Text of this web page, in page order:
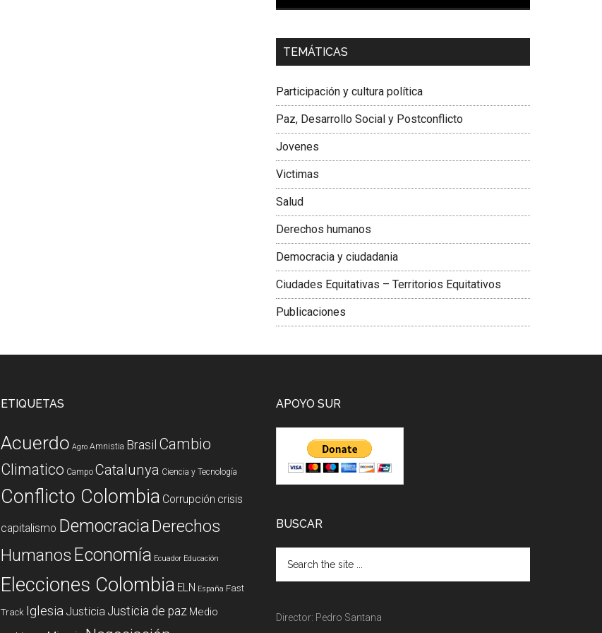
Dra. Carolina Corcho Mejía,
Latinoamericana Sur, Vicepresidenta Federación
TEMÁTICAS
Participación y cultura política
Paz, Desarrollo Social y Postconflicto
Jovenes
Victimas
Salud
Derechos humanos
Democracia y ciudadania
Ciudades Equitativas – Territorios Equitativos
Publicaciones
ETIQUETAS
Acuerdo Agro Amnistia Brasil Cambio
Climatico Campo Catalunya Ciencia y Tecnología
Conflicto Colombia Corrupción crisis
capitalismo DemocraciaDerechos
Humanos Economía Ecuador Educación
Elecciones Colombia ELN España Fast
Track Iglesia Justicia Justicia de paz Medio
APOYO SUR
BUSCAR
Director: Pedro Santana